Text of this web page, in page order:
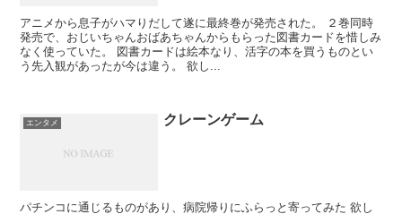
アニメから息子がハマりだして遂に最終巻が発売された。 ２巻同時
発売で、おじいちゃんおばあちゃんからもらった図書カードを惜しみ
なく使っていた。 図書カードは絵本なり、活字の本を買うものとい
う先入観があったが今は違う。 欲し...
エンタメ クレーンゲーム
パチンコに通じるものがあり、病院帰りにふらっと寄ってみた 欲し